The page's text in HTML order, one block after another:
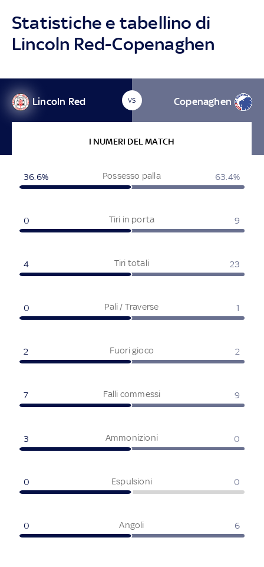
Statistiche e tabellino di
Lincoln Red-Copenaghen
Lincoln Red VS Copenaghen
I NUMERI DEL MATCH
Possesso palla
36.6% 63.4%
Tiri in porta
0 9
Tiri totali
4 23
Pali / Traverse
0 1
Fuori gioco
2 2
Falli commessi
7 9
Ammonizioni
3 0
Espulsioni
0 0
Angoli
0 6